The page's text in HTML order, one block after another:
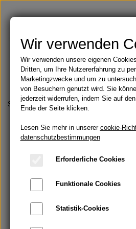
Feste
Angebote
Öle
Kontakt
Startseite Parfüms Grapefruit &amp;
Wir verwenden
Wir verwenden unsere eigenen
Dritten, um Ihre Nutzererfahrung zu
Marketingzwecke und um zu
von Besuchern genutzt wird. Sie
jederzeit widerrufen, indem Sie auf
Ende der Seite klicken.
Lesen Sie mehr in unserer cookie-
datenschutzbestimmungen
Erforderliche Cookies
Funktionale Cookies
Statistik-Cookies